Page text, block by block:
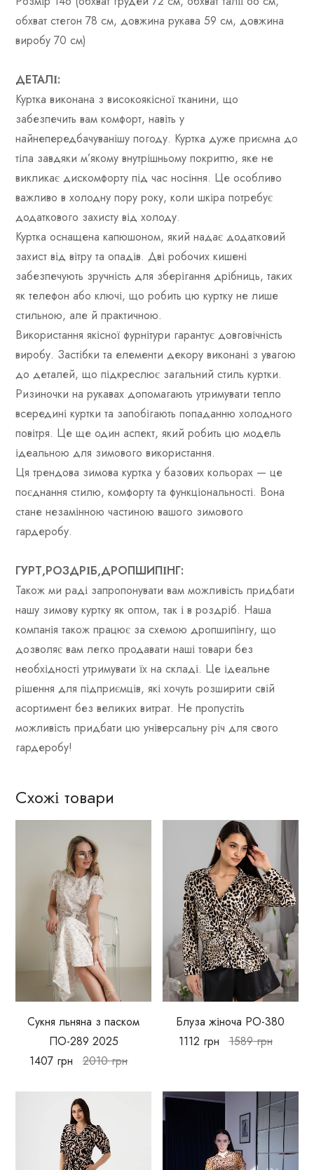
обхват стегон 78 см, довжина рукава 59 см, довжина
виробу 70 см)
ДЕТАЛІ:
Куртка виконана з високоякісної тканини, що
забезпечить вам комфорт, навіть у
найнепередбачуванішу погоду. Куртка дуже приємна до
тіла завдяки м’якому внутрішньому покриттю, яке не
викликає дискомфорту під час носіння. Це особливо
важливо в холодну пору року, коли шкіра потребує
додаткового захисту від холоду.
Куртка оснащена капюшоном, який надає додатковий
захист від вітру та опадів. Дві робочих кишені
забезпечують зручність для зберігання дрібниць, таких
як телефон або ключі, що робить цю куртку не лише
стильною, але й практичною.
Використання якісної фурнітури гарантує довговічність
виробу. Застібки та елементи декору виконані з увагою
до деталей, що підкреслює загальний стиль куртки.
Ризиночки на рукавах допомагають утримувати тепло
всередині куртки та запобігають попаданню холодного
повітря. Це ще один аспект, який робить цю модель
ідеальною для зимового використання.
Ця трендова зимова куртка у базових кольорах — це
поєднання стилю, комфорту та функціональності. Вона
стане незамінною частиною вашого зимового
гардеробу.
ГУРТ,РОЗДРІБ,ДРОПШИПІНГ:
Також ми раді запропонувати вам можливість придбати
нашу зимову куртку як оптом, так і в роздріб. Наша
компанія також працює за схемою дропшипінгу, що
дозволяє вам легко продавати наші товари без
необхідності утримувати їх на складі. Це ідеальне
рішення для підприємців, які хочуть розширити свій
асортимент без великих витрат. Не пропустіть
можливість придбати цю універсальну річ для свого
гардеробу!
Схожі товари
Сукня льняна з паском
ПО-289 2025
1407 грн 2010грн
Блуза жіноча РО-380
1112 грн 1589грн